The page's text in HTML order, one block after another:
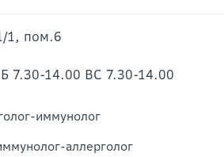
1, пом.6
7.30-14.00 ВС 7.30-14.00
иммунолог
аллерголог